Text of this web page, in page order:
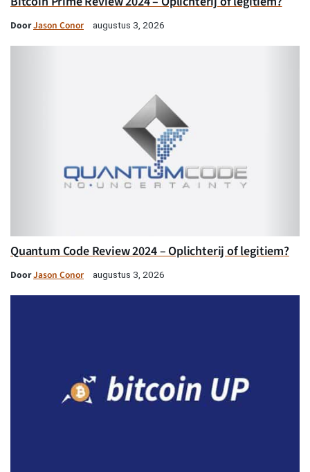
DoorJason Conor augustus 3, 2026
Quantum Code Review 2024 – Oplichterij of legitiem?
DoorJason Conor augustus 3, 2026